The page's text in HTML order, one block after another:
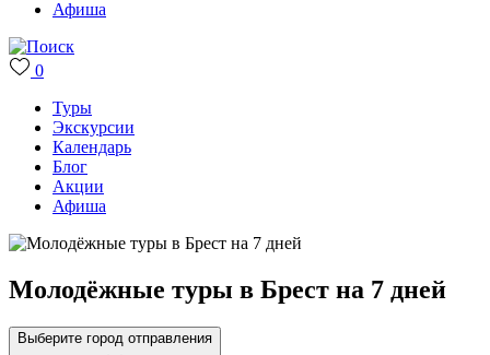
Афиша
0
Туры
Экскурсии
Календарь
Блог
Акции
Афиша
Молодёжные туры в Брест на 7 дней
Выберите город отправления